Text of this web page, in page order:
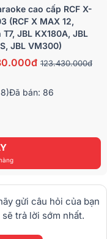
cao cấp RCF X-
(RCF X MAX 12,
JBL KX180A, JBL
JBL VM300)
123.430.000đ
Đã bán: 86
gửi câu hỏi của bạn
sẽ trả lời sớm nhất.